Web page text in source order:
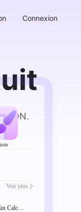
Connexion
Voir plus
Calcula